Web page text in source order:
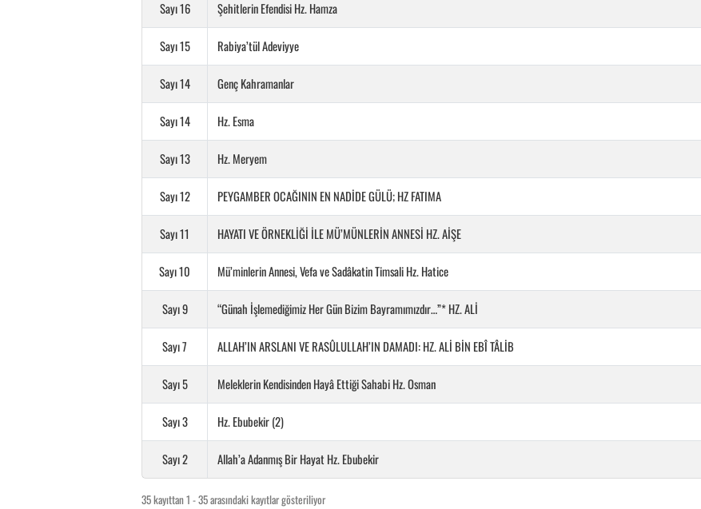
Sayı 16 Şehitlerin Efendisi Hz. Hamza
Sayı 15 Rabiya’tül Adeviyye
Sayı 14 Genç Kahramanlar
Sayı 14 Hz. Esma
Sayı 13 Hz. Meryem
Sayı 12 PEYGAMBER OCAĞININ EN NADİDE GÜLÜ; HZ FATIMA
Sayı 11 HAYATI VE ÖRNEKLİĞİ İLE MÜ’MÜNLERİN ANNESİ HZ. AİŞE
Sayı 10 Mü’minlerin Annesi, Vefa ve Sadâkatin Timsali Hz. Hatice
Sayı 9 “Günah İşlemediğimiz Her Gün Bizim Bayramımızdır…”* HZ. ALİ
Sayı 7 ALLAH’IN ARSLANI VE RASÛLULLAH’IN DAMADI: HZ. ALİ BİN EBÎ TÂLİB
Sayı 5 Meleklerin Kendisinden Hayâ Ettiği Sahabi Hz. Osman
Sayı 3 Hz. Ebubekir (2)
Sayı 2 Allah’a Adanmış Bir Hayat Hz. Ebubekir
35 kayıttan 1 - 35 arasındaki kayıtlar gösteriliyor